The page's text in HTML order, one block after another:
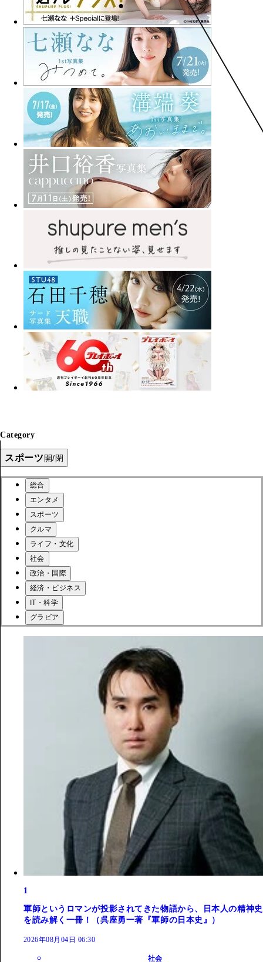
Category
スポーツ開/閉
総合
エンタメ
スポーツ
クルマ
ライフ・文化
社会
政治・国際
経済・ビジネス
IT・科学
グラビア
1
軍師というロマンが投影されてきた物語から、日本人の精神史
を読み解く一冊！（呉座勇一著『軍師の日本史』）
2026年08月04日 06:30
社会